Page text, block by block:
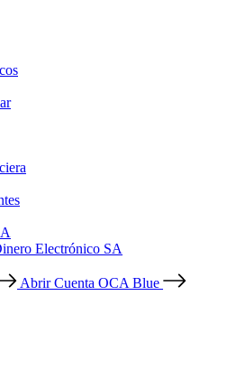
Electrónico SA
Abrir Cuenta OCA Blue